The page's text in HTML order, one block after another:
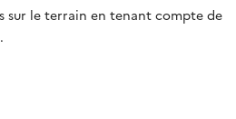
sur le terrain en tenant compte de